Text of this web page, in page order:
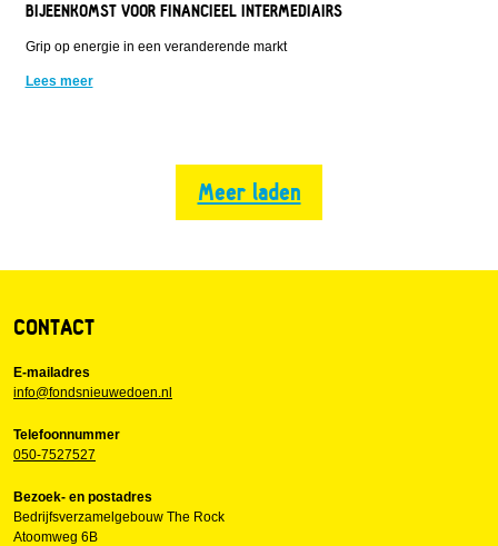
BIJEENKOMST VOOR FINANCIEEL INTERMEDIAIRS
Grip op energie in een veranderende markt
Lees meer
Meer laden
CONTACT
E-mailadres
info@fondsnieuwedoen.nl
Telefoonnummer
050-7527527
Bezoek- en postadres
Bedrijfsverzamelgebouw The Rock
Atoomweg 6B